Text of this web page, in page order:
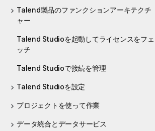
Talend製品のファンクションアーキテクチ
ャー
Talend Studioを起動してライセンスをフェ
ッチ
Talend Studioで接続を管理
Talend Studioを設定
プロジェクトを使って作業
データ統合とデータサービス